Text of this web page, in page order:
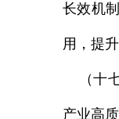
长效机
用，提
（十七
产业高